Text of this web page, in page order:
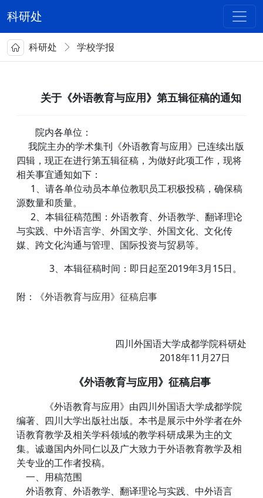
科研处
科研处 学校学报
关于《外语教育与应用》第五辑征稿的通知
院内各单位：
我院主办的学术集刊《外语教育与应用》已连续出版
四辑，现正在进行第五辑征稿，为做好此项工作，现将
相关事宜通知如下：
1 、请各单位动员本单位教职员工积极投稿，确保稿
源数量和质量。
2、本辑征稿范围：外语教育、外语教学、翻译理论
与实践、中外语言学、外国文学、外国文化、文化传
媒、跨文化沟通与管理、国际投资与贸易等。
3、本辑征稿时间：即日起至2019年3月15日。
附： 《外语教育与应用》征稿启事
四川外国语大学成都学院科研处
2018年11 月27日
《外语教育与应用》征稿启事
《外语教育与应用》由四川外国语大学成都学院
编著、四川大学出版社出版。本书是展示中外学者在外
语教育教学及相关学科领域的教学科研成果为主的文
集。诚邀国内外同仁以及广大致力于外语教育教学及相
关专业的工作者投稿。
一、用稿范围
外语教育、外语教学、翻译理论与实践、中外语言